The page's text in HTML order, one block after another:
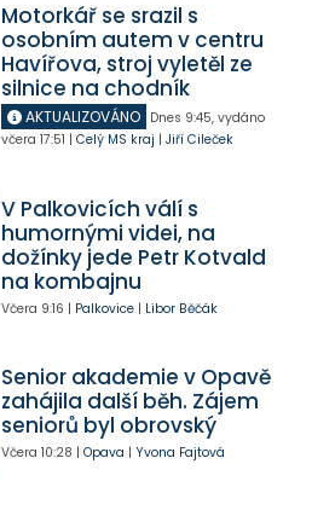
Motorkář se srazil s
osobním autem v centru
Havířova, stroj vyletěl ze
silnice na chodník
AKTUALIZOVÁNO Dnes 9:45, vydáno
včera 17:51 | Celý MS kraj | Jiří Cileček
V Palkovicích válí s
humornými videi, na
dožínky jede Petr Kotvald
na kombajnu
Včera 9:16 | Palkovice| Libor Běčák
Senior akademie v Opavě
zahájila další běh. Zájem
seniorů byl obrovský
Včera 10:28 | Opava | Yvona Fajtová